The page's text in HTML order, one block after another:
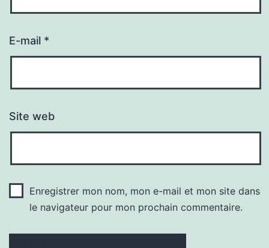
E-mail *
Site web
Enregistrer mon nom, mon e-mail et mon site dans
le navigateur pour mon prochain commentaire.